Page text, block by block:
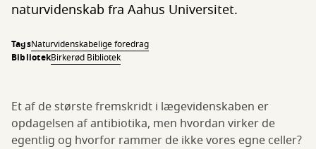
naturvidenskab fra Aahus Universitet.
TagsNaturvidenskabelige foredrag
BibliotekBirkerød Bibliotek
Et af de største fremskridt i lægevidenskaben er
opdagelsen af antibiotika, men hvordan virker de
egentlig og hvorfor rammer de ikke vores egne celler?